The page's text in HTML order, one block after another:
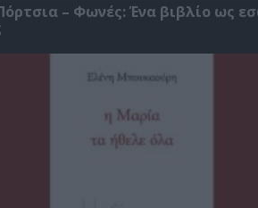
– Φωνές: Ένα βιβλίο ως